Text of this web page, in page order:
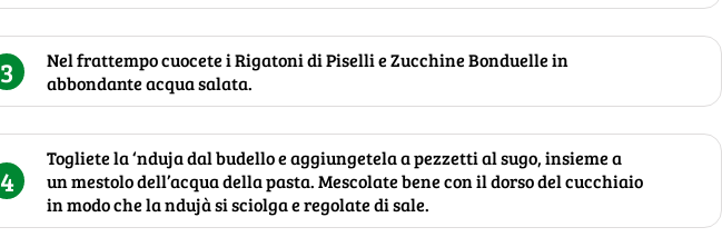
3
Nel frattempo cuocete i Rigatoni di Piselli e Zucchine Bonduelle in
abbondante acqua salata.
4
Togliete la ‘nduja dal budello e aggiungetela a pezzetti al sugo, insieme a
un mestolo dell’acqua della pasta. Mescolate bene con il dorso del cucchiaio
in modo che la ndujà si sciolga e regolate di sale.